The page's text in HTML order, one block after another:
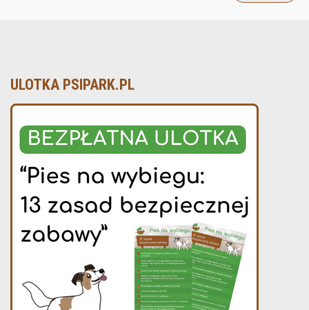
ULOTKA PSIPARK.PL